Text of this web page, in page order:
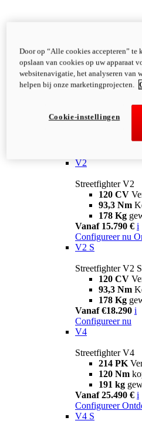
V2
Streetfighter V2
120 CV
93,3 Nm
178 Kg
Vanaf 15.790 € i
Configureer nu
V2 S
Streetfighter V2 S
120 CV
93,3 Nm
178 Kg
Vanaf €18.290 i
Configureer nu
V4
Streetfighter V4
214 PK
120 Nm
191 kg
Vanaf 25.490 € i
Configureer
V4 S
Door op “Alle cookies accepteren”
opslaan van cookies op uw apparaat
websitenavigatie, het analyseren van
helpen bij onze marketingprojecten.
Cookie-instellingen